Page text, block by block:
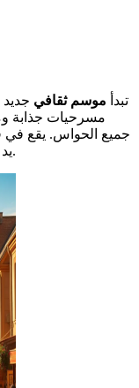
تبدأ موسم ثقافي جديد
جميع الحواس. يقع في
يدعوك لتجربة تجارب فريدة بالقرب من منزلك.